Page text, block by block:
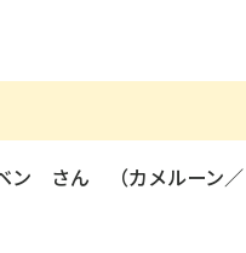
さん （カメルーン／